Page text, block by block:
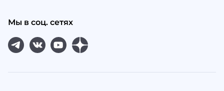
Мы в соц. сетях